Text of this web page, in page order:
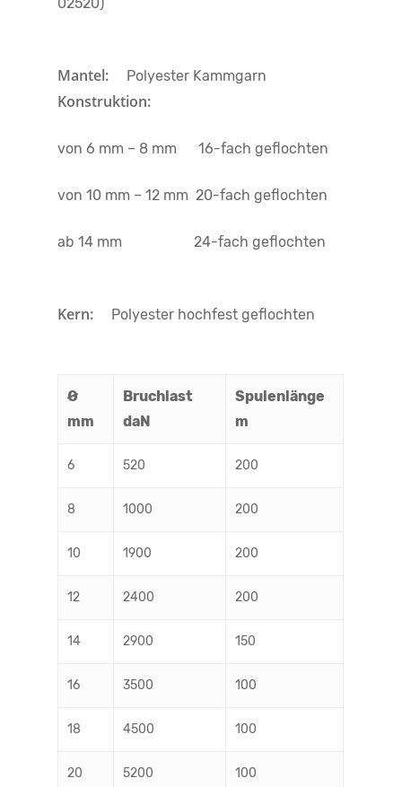
Mantel: Polyester Kammgarn
Konstruktion:
von 6 mm – 8 mm 16-fach geflochten
von 10 mm – 12 mm 20-fach geflochten
ab 14 mm 24-fach geflochten
Kern: Polyester hochfest geflochten
Ø
mm
Bruchlast
daN
Spulenlänge
m
6 520 200
8 1000 200
10 1900 200
12 2400 200
14 2900 150
16 3500 100
18 4500 100
20 5200 100